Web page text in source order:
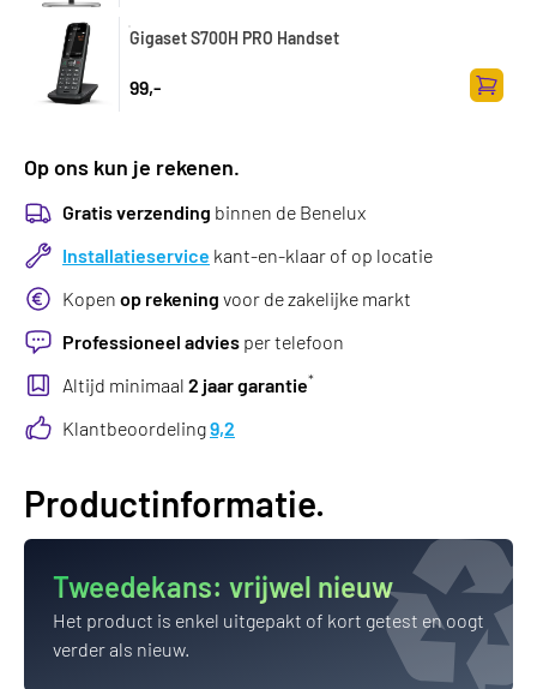
Gigaset S700H PRO Handset
99,-
Op ons kun je rekenen.
Gratis verzending binnen de Benelux
Installatieservice kant-en-klaar of op locatie
Kopen op rekening voor de zakelijke markt
Professioneel advies per telefoon
Altijd minimaal 2 jaar garantie*
Klantbeoordeling9,2
Productinformatie.
Tweedekans: vrijwel nieuw
Het product is enkel uitgepakt of kort getest en oogt
verder als nieuw.